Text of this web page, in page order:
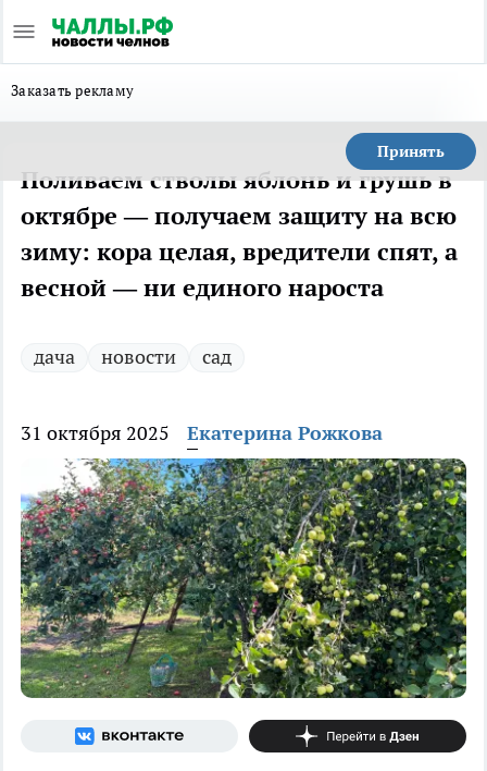
Заказать рекламу
Принять
Поливаем стволы яблонь и грушь в
октябре — получаем защиту на всю
зиму: кора целая, вредители спят, а
весной — ни единого нароста
дача новости сад
31 октября 2025 Екатерина Рожкова